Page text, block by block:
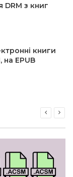
з книг
книги
на EPUB